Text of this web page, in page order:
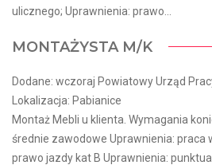
ulicznego; Uprawnienia: prawo...
MONTAŻYSTA M/K
Dodane: wczoraj Powiatowy Urząd
Lokalizacja: Pabianice
Montaż Mebli u klienta. Wymagania
średnie zawodowe Uprawnienia: praca
prawo jazdy kat B Uprawnienia: